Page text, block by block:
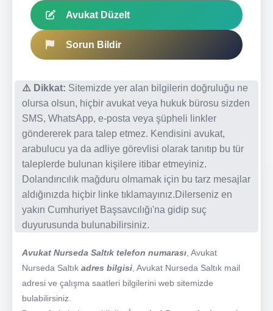
Avukat Düzelt
Sorun Bildir
⚠️ Dikkat: Sitemizde yer alan bilgilerin doğruluğu ne
olursa olsun, hiçbir avukat veya hukuk bürosu sizden
SMS, WhatsApp, e-posta veya şüpheli linkler
göndererek para talep etmez. Kendisini avukat,
arabulucu ya da adliye görevlisi olarak tanıtıp bu tür
taleplerde bulunan kişilere itibar etmeyiniz.
Dolandırıcılık mağduru olmamak için bu tarz mesajlar
aldığınızda hiçbir linke tıklamayınız.Dilerseniz en
yakın Cumhuriyet Başsavcılığı'na gidip suç
duyurusunda bulunabilirsiniz.
Avukat Nurseda Saltık telefon numarası , Avukat
Nurseda Saltık adres bilgisi , Avukat Nurseda Saltık mail
adresi ve çalışma saatleri bilgilerini web sitemizde
bulabilirsiniz.